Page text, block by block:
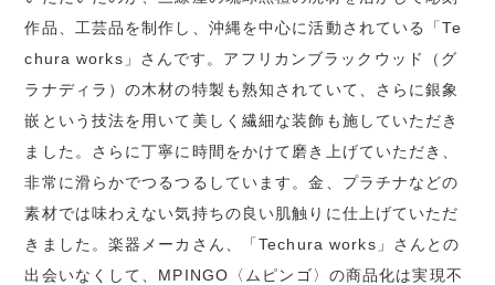
作品、工芸品を制作し、沖縄を中心に活動されている「Te
chura works」さんです。アフリカンブラックウッド（グ
ラナディラ）の木材の特製も熟知されていて、さらに銀象
嵌という技法を用いて美しく繊細な装飾も施していただき
ました。さらに丁寧に時間をかけて磨き上げていただき、
非常に滑らかでつるつるしています。金、プラチナなどの
素材では味わえない気持ちの良い肌触りに仕上げていただ
きました。楽器メーカさん、「Techura works」さんとの
出会いなくして、MPINGO〈ムピンゴ〉の商品化は実現不